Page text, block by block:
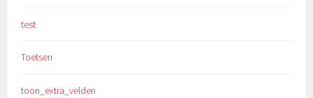
test
Toetsen
toon_extra_velden